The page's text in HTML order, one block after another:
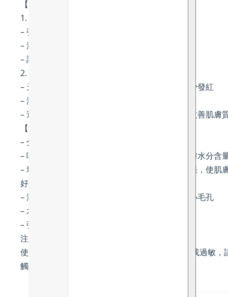
【控油、提亮膚色 – 蘿蔻萃取物、吳茱萸萃取】
1. 蘿蔻萃取物 (Roucou seed extract)
– 強大的抗氧化成分，有助於減少肌膚過早老化
– 減少黑色素含量，減少色素沉著，提亮膚色
– 調節皮脂分泌及收細毛孔
2. 吳茱萸萃取 (Wu-Zhu-Yu extract)
– 天然的抗炎成分，舒緩受刺激的敏感肌膚並減少發紅
– 減少黑色素含量，提亮膚色
– 透過減少老年斑、變色和其他色素沉著狀況來改善肌膚
【滋潤保濕 – 甘油 】
– 分子較細，能快速滲入表皮層，深層滋潤肌膚
– 吸水性很強，能主動吸收空氣中的水分，讓肌膚水分含
– 增加角質層含水量，使得角質層變得柔軟、膨脹，使肌
好處：
– 減少皮脂產生，溫和高效控油，減少瑕疵並縮小毛孔
– 水狀質地，打造天然光澤
– 強效抗氧化、提亮膚色、抗衰老
注意事項：
使用前先進行局部皮膚測試。如發覺皮膚有不適或過敏
觸。 請置於陰涼乾燥處。